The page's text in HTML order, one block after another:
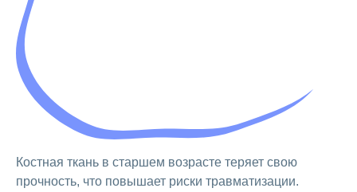
Костная ткань в старшем возрасте теряет свою
прочность, что повышает риски травматизации.